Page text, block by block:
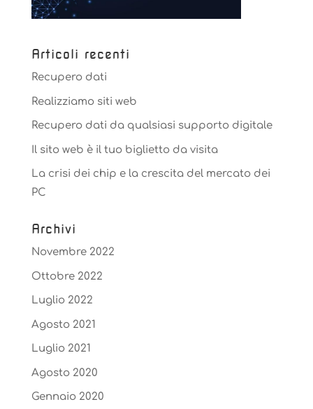
Articoli recenti
Recupero dati
Realizziamo siti web
Recupero dati da qualsiasi supporto digitale
Il sito web è il tuo biglietto da visita
La crisi dei chip e la crescita del mercato dei
PC
Archivi
Novembre 2022
Ottobre 2022
Luglio 2022
Agosto 2021
Luglio 2021
Agosto 2020
Gennaio 2020